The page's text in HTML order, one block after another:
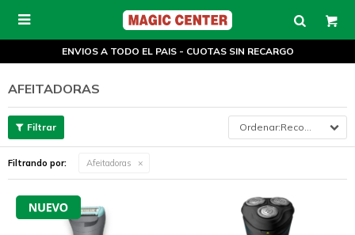

ENVIOS A TODO EL PAIS - CUOTAS SIN RECARGO
AFEITADORAS
Recomendados
Filtrando por: Afeitadoras